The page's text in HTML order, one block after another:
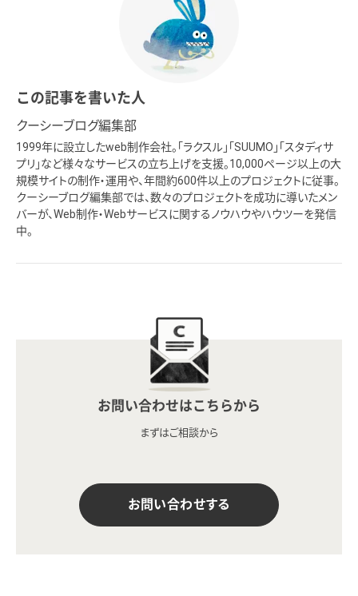
この記事を書いた人
クーシーブログ編集部
1999年に設立したweb制作会社。「ラクスル」「SUUMO」「スタディサ
プリ」など様々なサービスの立ち上げを支援。10,000ページ以上の大
規模サイトの制作・運用や、年間約600件以上のプロジェクトに従事。
クーシーブログ編集部では、数々のプロジェクトを成功に導いたメン
バーが、Web制作・Webサービスに関するノウハウやハウツーを発信
中。
お問い合わせはこちらから
まずはご相談から
お問い合わせする